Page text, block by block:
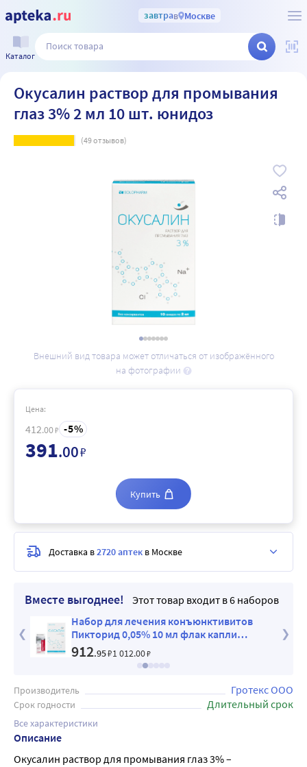
завтрав Москве
Каталог
Окусалин раствор для промывания
глаз 3% 2 мл 10 шт. юнидоз
(49отзывов)
Внешний вид товара может отличаться от изображённого
на фотографии
Вместе выгоднее!
Этот товар входит в 6 наборов
Набор для лечения конъюнктивитов
Пикторид 0,05% 10 мл флак капли
глазные + Окусалин р-р д/промывания
глаз 3% 2 мл №10 юнидоз
912.95₽1 012.00₽
Производитель Гротекс ООО
Срок годности Длительный срок
Все характеристики
Описание
Окусалин раствор для промывания глаз 3% –
Цена:
412.00₽ 5
391.00₽
Купить
Доставка в2720 аптек в Москве